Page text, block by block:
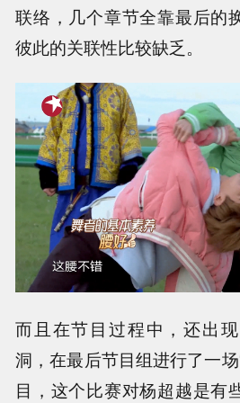
联络，几个章节全靠最后的
彼此的关联性比较缺乏。
而且在节目过程中，还出
洞，在最后节目组进行了一
目，这个比赛对杨超越是有